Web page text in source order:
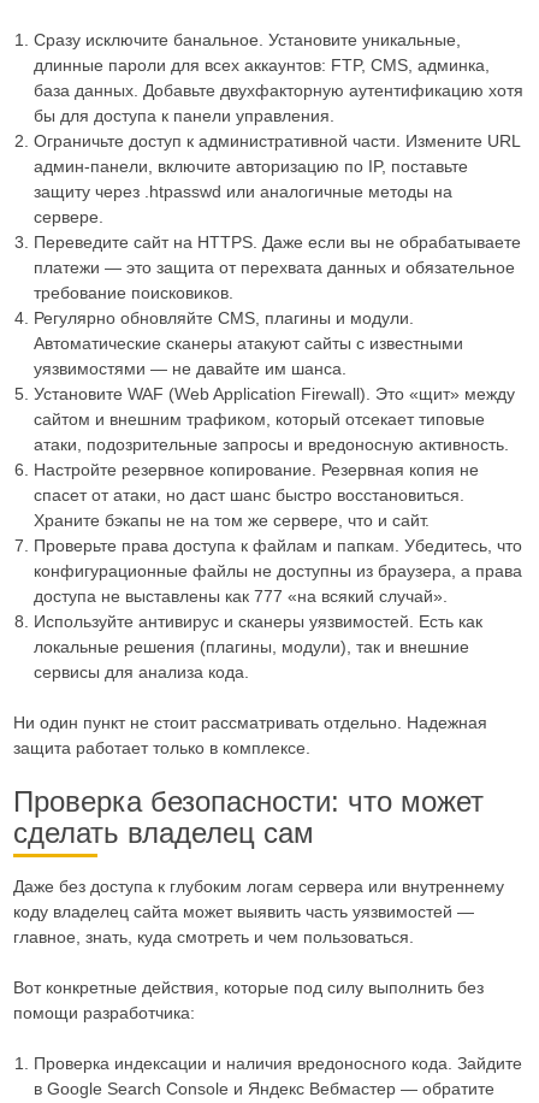
Сразу исключите банальное. Установите уникальные,
длинные пароли для всех аккаунтов: FTP, CMS, админка,
база данных. Добавьте двухфакторную аутентификацию хотя
бы для доступа к панели управления.
Ограничьте доступ к административной части. Измените URL
админ-панели, включите авторизацию по IP, поставьте
защиту через .htpasswd или аналогичные методы на
сервере.
Переведите сайт на HTTPS. Даже если вы не обрабатываете
платежи — это защита от перехвата данных и обязательное
требование поисковиков.
Регулярно обновляйте CMS, плагины и модули.
Автоматические сканеры атакуют сайты с известными
уязвимостями — не давайте им шанса.
Установите WAF (Web Application Firewall). Это «щит» между
сайтом и внешним трафиком, который отсекает типовые
атаки, подозрительные запросы и вредоносную активность.
Настройте резервное копирование. Резервная копия не
спасет от атаки, но даст шанс быстро восстановиться.
Храните бэкапы не на том же сервере, что и сайт.
Проверьте права доступа к файлам и папкам. Убедитесь, что
конфигурационные файлы не доступны из браузера, а права
доступа не выставлены как 777 «на всякий случай».
Используйте антивирус и сканеры уязвимостей. Есть как
локальные решения (плагины, модули), так и внешние
сервисы для анализа кода.
Ни один пункт не стоит рассматривать отдельно. Надежная
защита работает только в комплексе.
Проверка безопасности: что может
сделать владелец сам
Даже без доступа к глубоким логам сервера или внутреннему
коду владелец сайта может выявить часть уязвимостей —
главное, знать, куда смотреть и чем пользоваться.
Вот конкретные действия, которые под силу выполнить без
помощи разработчика:
Проверка индексации и наличия вредоносного кода. Зайдите
в Google Search Console и Яндекс Вебмастер — обратите